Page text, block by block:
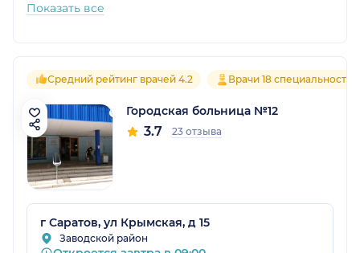
Показать все
Средний рейтинг врачей 4.2 Врачи 18 специальностей
Городская больница №12
3.7 23 отзыва
г Саратов, ул Крымская, д 15
Заводской район